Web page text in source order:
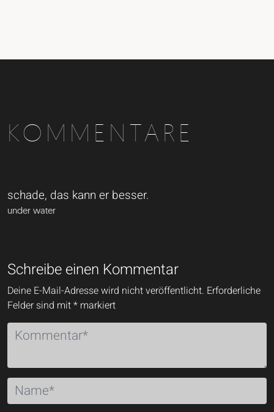
KOMMENTARE
schade, das kann er besser.
under water
Schreibe einen Kommentar
Deine E-Mail-Adresse wird nicht veröffentlicht. Erforderliche
Felder sind mit* markiert